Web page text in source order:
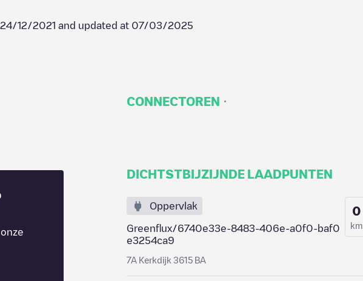
24/12/2021 and updated at 07/03/2025
CONNECTOREN ·
DICHTSTBIJZIJNDE LAADPUNTEN
Oppervlak
Greenflux/6740e33e-8483-406e-a0f0-baf0
e3254ca9
7A Kerkdijk 3615 BA
0
km